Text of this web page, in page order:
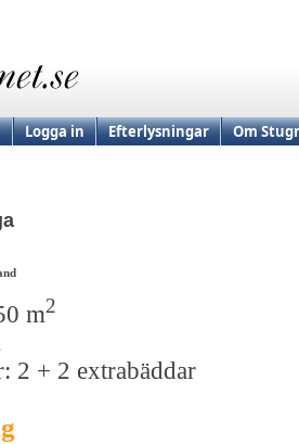
Logga in Efterlysningar Om
m2
2 + 2 extrabäddar